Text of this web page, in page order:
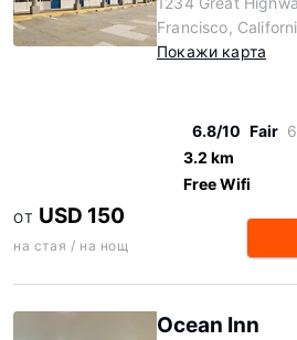
Francisco,
Покажи карта
6.8/10 Fair
3.2 km
Free Wifi
ОТ USD 150
на стая / на нощ
Ocean Inn